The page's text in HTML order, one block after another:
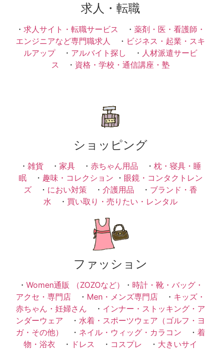
求人・転職
・ 求人サイト・転職サービス ・ 薬剤・医・看護師・
エンジニアなど専門職求人
・ ビジネス・起業・スキ
ルアップ・ アルバイト探し ・ 人材派遣サービ
ス ・ 資格・学校・通信講座・塾
ショッピング
・ 雑貨 ・ 家具 ・ 赤ちゃん用品 ・ 枕・寝具・睡
眠・ 趣味・コレクション ・ 眼鏡・コンタクトレン
ズ ・ におい対策 ・ 介護用品 ・ ブランド・香
水 ・ 買い取り・売りたい・レンタル
ファッション
・ Women通販 （ZOZOなど） ・ 時計・靴・バッグ・
アクセ・専門店 ・ Men・メンズ専門店 ・ キッズ・
赤ちゃん・妊婦さん ・ インナー・ストッキング・ア
ンダーウェア ・ 水着・スポーツウェア（ゴルフ・ヨ
ガ・その他）
・ ネイル・ウィッグ・カラコン ・ 着
物・浴衣 ・ ドレス ・ コスプレ ・ 大きいサイ